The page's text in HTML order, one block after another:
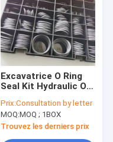
Excavatrice O Ring
Seal Kit Hydraulic O
de VOE15155158 EC
Prix:Consultation by letter
MOQ:MOQ ; 1BOX
Trouvez les derniers prix